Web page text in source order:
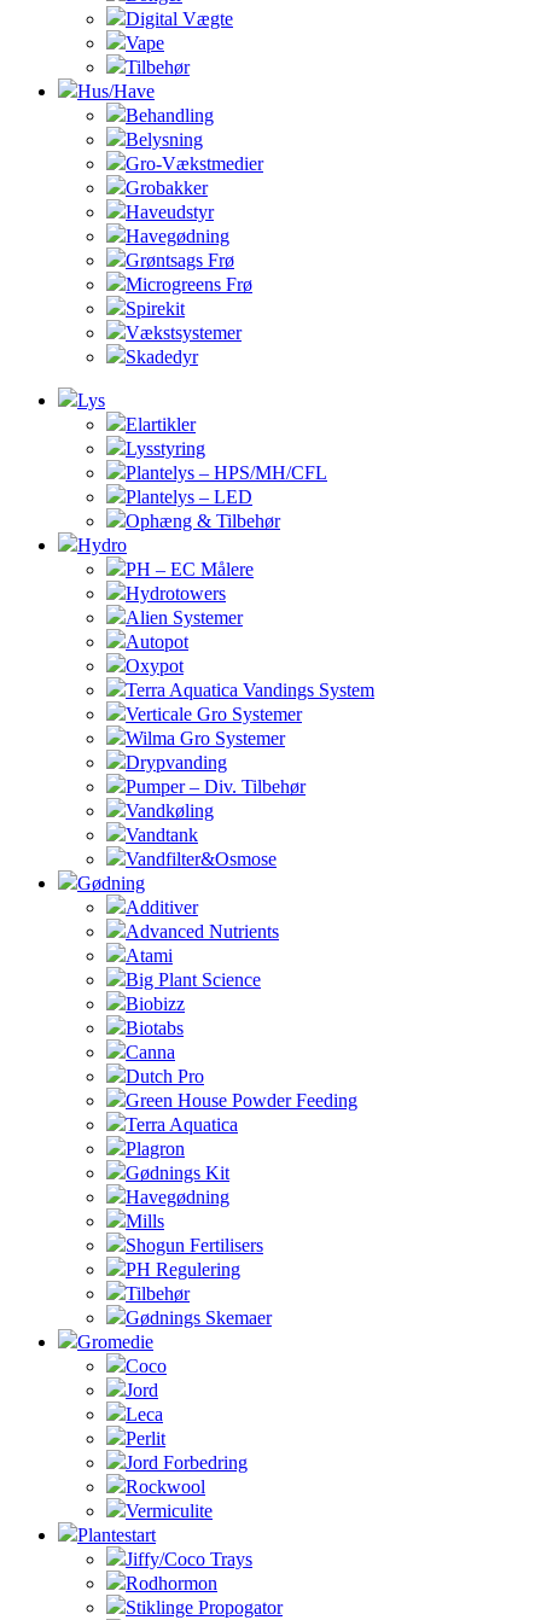
Digital Vægte
Vape
Tilbehør
Hus/Have
Behandling
Belysning
Gro-Vækstmedier
Grobakker
Haveudstyr
Havegødning
Grøntsags Frø
Microgreens Frø
Spirekit
Vækstsystemer
Skadedyr
Lys
Elartikler
Lysstyring
Plantelys – HPS/MH/CFL
Plantelys – LED
Ophæng & Tilbehør
Hydro
PH – EC Målere
Hydrotowers
Alien Systemer
Autopot
Oxypot
Terra Aquatica Vandings System
Verticale Gro Systemer
Wilma Gro Systemer
Drypvanding
Pumper – Div. Tilbehør
Vandkøling
Vandtank
Vandfilter&Osmose
Gødning
Additiver
Advanced Nutrients
Atami
Big Plant Science
Biobizz
Biotabs
Canna
Dutch Pro
Green House Powder Feeding
Terra Aquatica
Plagron
Gødnings Kit
Havegødning
Mills
Shogun Fertilisers
PH Regulering
Tilbehør
Gødnings Skemaer
Gromedie
Coco
Jord
Leca
Perlit
Jord Forbedring
Rockwool
Vermiculite
Plantestart
Jiffy/Coco Trays
Rodhormon
Stiklinge Propogator